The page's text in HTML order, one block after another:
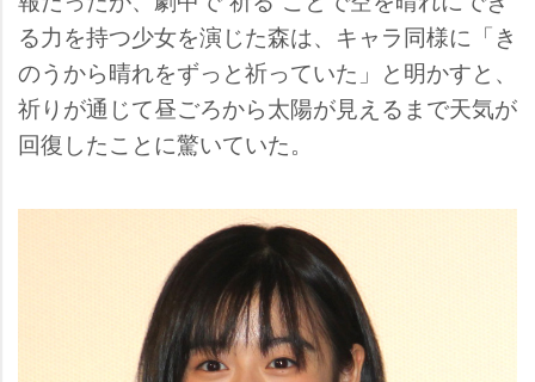
る力を持つ少女を演じた森は、キャラ同様に「き
のうから晴れをずっと祈っていた」と明かすと、
祈りが通じて昼ごろから太陽が見えるまで天気が
回復したことに驚いていた。